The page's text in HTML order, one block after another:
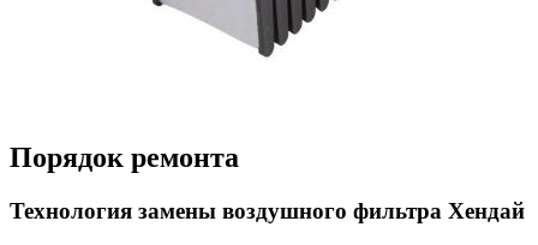
Порядок ремонта
Технология замены воздушного фильтра Хендай